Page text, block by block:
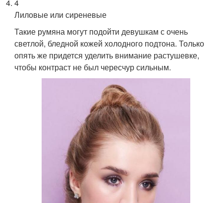
4
Лиловые или сиреневые
Такие румяна могут подойти девушкам с очень
светлой, бледной кожей холодного подтона. Только
опять же придется уделить внимание растушевке,
чтобы контраст не был чересчур сильным.